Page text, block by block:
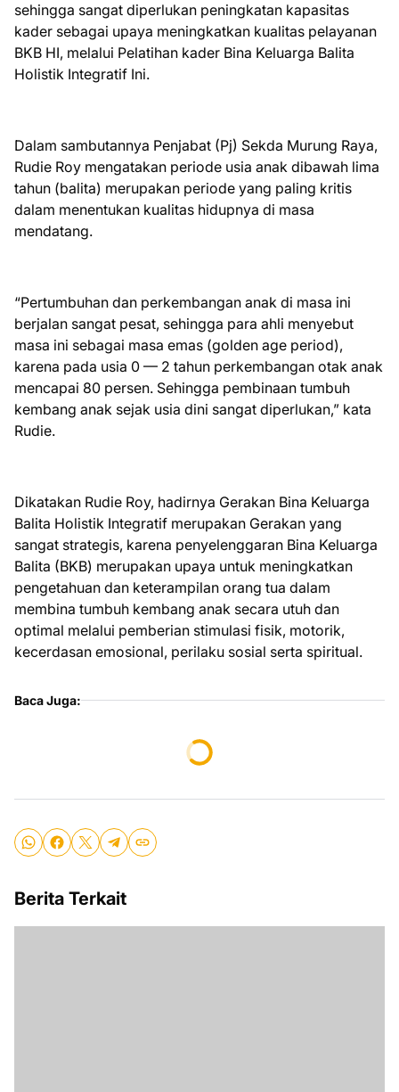
sehingga sangat diperlukan peningkatan kapasitas
kader sebagai upaya meningkatkan kualitas pelayanan
BKB HI, melalui Pelatihan kader Bina Keluarga Balita
Holistik Integratif Ini.
Dalam sambutannya Penjabat (Pj) Sekda Murung Raya,
Rudie Roy mengatakan periode usia anak dibawah lima
tahun (balita) merupakan periode yang paling kritis
dalam menentukan kualitas hidupnya di masa
mendatang.
“Pertumbuhan dan perkembangan anak di masa ini
berjalan sangat pesat, sehingga para ahli menyebut
masa ini sebagai masa emas (golden age period),
karena pada usia 0 — 2 tahun perkembangan otak anak
mencapai 80 persen. Sehingga pembinaan tumbuh
kembang anak sejak usia dini sangat diperlukan,” kata
Rudie.
Dikatakan Rudie Roy, hadirnya Gerakan Bina Keluarga
Balita Holistik Integratif merupakan Gerakan yang
sangat strategis, karena penyelenggaran Bina Keluarga
Balita (BKB) merupakan upaya untuk meningkatkan
pengetahuan dan keterampilan orang tua dalam
membina tumbuh kembang anak secara utuh dan
optimal melalui pemberian stimulasi fisik, motorik,
kecerdasan emosional, perilaku sosial serta spiritual.
Baca Juga:
Berita Terkait